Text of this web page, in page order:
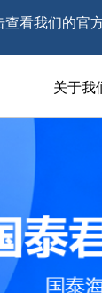
查看我们的官
关于我